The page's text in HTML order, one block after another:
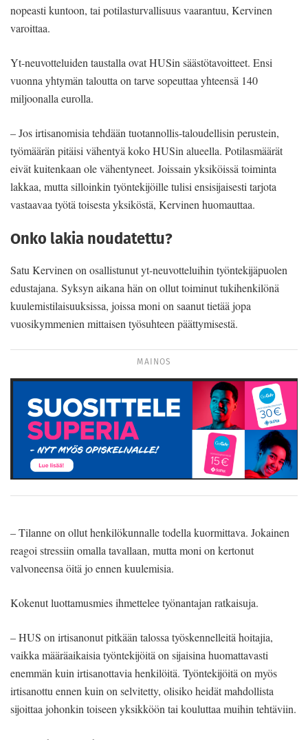
nopeasti kuntoon, tai potilasturvallisuus vaarantuu, Kervinen
varoittaa.
Yt-neuvotteluiden taustalla ovat HUSin säästötavoitteet. Ensi
vuonna yhtymän taloutta on tarve sopeuttaa yhteensä 140
miljoonalla eurolla.
– Jos irtisanomisia tehdään tuotannollis-taloudellisin perustein,
työmäärän pitäisi vähentyä koko HUSin alueella. Potilasmäärät
eivät kuitenkaan ole vähentyneet. Joissain yksiköissä toiminta
lakkaa, mutta silloinkin työntekijöille tulisi ensisijaisesti tarjota
vastaavaa työtä toisesta yksiköstä, Kervinen huomauttaa.
Onko lakia noudatettu?
Satu Kervinen on osallistunut yt-neuvotteluihin työntekijäpuolen
edustajana. Syksyn aikana hän on ollut toiminut tukihenkilönä
kuulemistilaisuuksissa, joissa moni on saanut tietää jopa
vuosikymmenien mittaisen työsuhteen päättymisestä.
MAINOS
– Tilanne on ollut henkilökunnalle todella kuormittava. Jokainen
reagoi stressiin omalla tavallaan, mutta moni on kertonut
valvoneensa öitä jo ennen kuulemisia.
Kokenut luottamusmies ihmettelee työnantajan ratkaisuja.
– HUS on irtisanonut pitkään talossa työskennelleitä hoitajia,
vaikka määräaikaisia työntekijöitä on sijaisina huomattavasti
enemmän kuin irtisanottavia henkilöitä. Työntekijöitä on myös
irtisanottu ennen kuin on selvitetty, olisiko heidät mahdollista
sijoittaa johonkin toiseen yksikköön tai kouluttaa muihin tehtäviin.